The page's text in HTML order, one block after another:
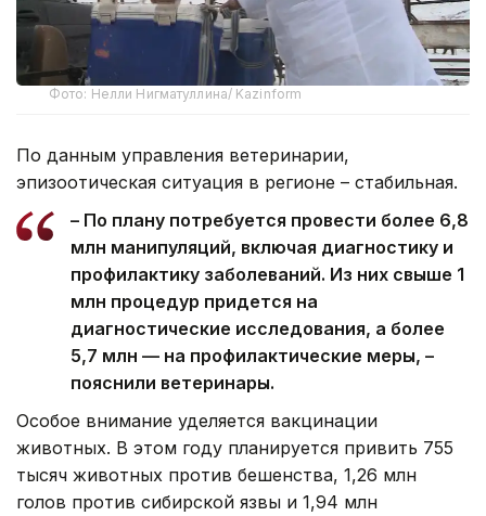
Фото: Нелли Нигматуллина/ Kazinform
По данным управления ветеринарии,
эпизоотическая ситуация в регионе – стабильная.
– По плану потребуется провести более 6,8
млн манипуляций, включая диагностику и
профилактику заболеваний. Из них свыше 1
млн процедур придется на
диагностические исследования, а более
5,7 млн — на профилактические меры, –
пояснили ветеринары.
Особое внимание уделяется вакцинации
животных. В этом году планируется привить 755
тысяч животных против бешенства, 1,26 млн
голов против сибирской язвы и 1,94 млн